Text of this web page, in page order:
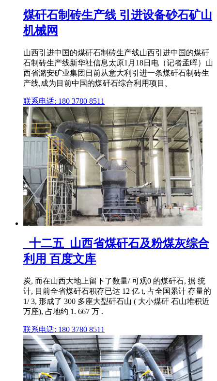
煤矸石制砖生产线 引进设备砂石矿山
机械网
山西引进中国的煤矸石制砖生产线山西引进中国的煤矸
石制砖生产线新华社信息太原1月18日电（记者孟晖）山
西省潞安矿业集团日前从意大利引进一条煤矸石制砖生
产线,成为目前中国的煤矸石综合利用项目。
联系电话: 180 3780 8511
_十二五_山西省煤矸石及粉煤灰综合
利用 百度文库
炭, 而在山西大地上留下了数量/ 可观0 的煤矸石, 据 统
计, 目前全省煤矸石积存已达 12 亿 t, 占全国累计 存量的
1/ 3, 形成了 300 多座大型矸石山 ( 大小煤矸 石山堆积近
万座), 占地约 1. 667 万 .
联系电话: 180 3780 8511